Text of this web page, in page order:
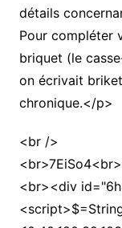
détails
Pour compléter
briquet (le
on écrivait
chronique.</p>
<br />
<br>7EiSo4<br>
<br><div